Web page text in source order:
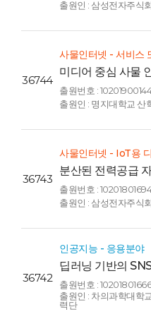
출원인 : 삼성전자주식
36744
사물인터넷 - 서비스
미디어 중심 사물
및 이의 동작 방법
ON MEDIA
THINGS AND
출원번호 :
출원인 : 명지대학교 산
36743
사물인터넷 - IoT용
분산된 전력공급
하는 장치 및 방
METHOD FOR
ELECTRICITY
출원번호 :
출원인 : 삼성전자주식
36742
인공지능 - 응용분야
딥러닝 기반의
법(SYSTEM
IMPROVING
BASED ON
출원번호 :
출원인 : 차의과학대학
력단